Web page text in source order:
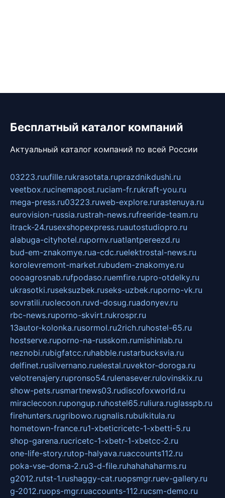
Бесплатный каталог компаний
Актуальный каталог компаний по всей России
03223.ruufille.rukrasotata.ruprazdnikdushi.ru
veetbox.rucinemapost.ruciam-fr.rukraft-you.ru
mega-press.ru03223.ruweb-explore.rurastenuya.ru
eurovision-russia.rustrah-news.rufreeride-team.ru
itrack-24.rusexshopexpress.ruautostudiopro.ru
alabuga-cityhotel.rupornv.ruatlantpereezd.ru
bud-em-znakomye.rua-cdc.ruelektrostal-news.ru
korolevremont-market.rubudem-znakomye.ru
oooagrosnab.rufpodaso.ruemfire.rupro-otdelky.ru
ukrasotki.ruseksuzbek.ruseks-uzbek.ruporno-vk.ru
sovratili.ruolecoon.ruvd-dosug.ruadonyev.ru
rbc-news.ruporno-skvirt.rukrospr.ru
13autor-kolonka.rusormol.ru2rich.ruhostel-65.ru
hostserve.ruporno-na-russkom.rumishinlab.ru
neznobi.rubigfatcc.ruhabble.rustarbucksvia.ru
delfinet.rusilvernano.ruelestal.ruvektor-doroga.ru
velotrenajery.rupronso54.rulenasever.rulovinskix.ru
show-pets.rusmartnews03.rudiscofoxworld.ru
miraclecoon.rupongup.ruhostel65.ruliura.ruglasspb.ru
firehunters.rugribowo.rugnalis.rubulkitula.ru
hometown-france.ru1-xbeticricetc-1-xbetti-5.ru
shop-garena.rucricetc-1-xbetr-1-xbetcc-2.ru
one-life-story.rutop-halyava.ruaccounts112.ru
poka-vse-doma-2.ru3-d-file.ruhahahaharms.ru
g2012.rutst-1.rushaggy-cat.ruopsmgr.ruev-gallery.ru
g-2012.ruops-mgr.ruaccounts-112.rucsm-demo.ru